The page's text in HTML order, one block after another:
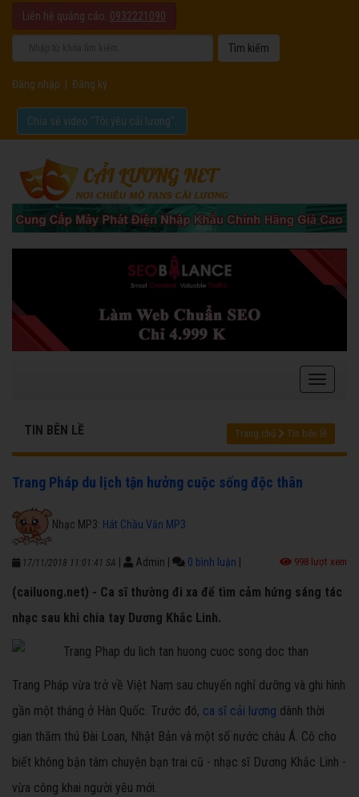
Liên hệ quảng cáo: 0932221090
Đăng nhập Đăng ký
Chia sẻ video "Tôi yêu cải lương".
TIN BÊN LỀ Trang chủ Tin bên lề
Trang Pháp du lịch tận hưởng cuộc sống độc thân
Nhạc MP3: Hát Chầu Văn MP3
17/11/2018 11:01:41 SA Admin 0 bình luận 998 lượt xem
(cailuong.net) - Ca sĩ thường đi xa để tìm cảm hứng sáng tác
nhạc sau khi chia tay Dương Khắc Linh.
Trang Pháp vừa trở về Việt Nam sau chuyến nghỉ dưỡng và ghi hình
gần một tháng ở Hàn Quốc. Trước đó, ca sĩ cải lương dành thời
gian thăm thú Đài Loan, Nhật Bản và một số nước châu Á. Cô cho
biết không bận tâm chuyện bạn trai cũ - nhạc sĩ Dương Khắc Linh -
vừa công khai người yêu mới.